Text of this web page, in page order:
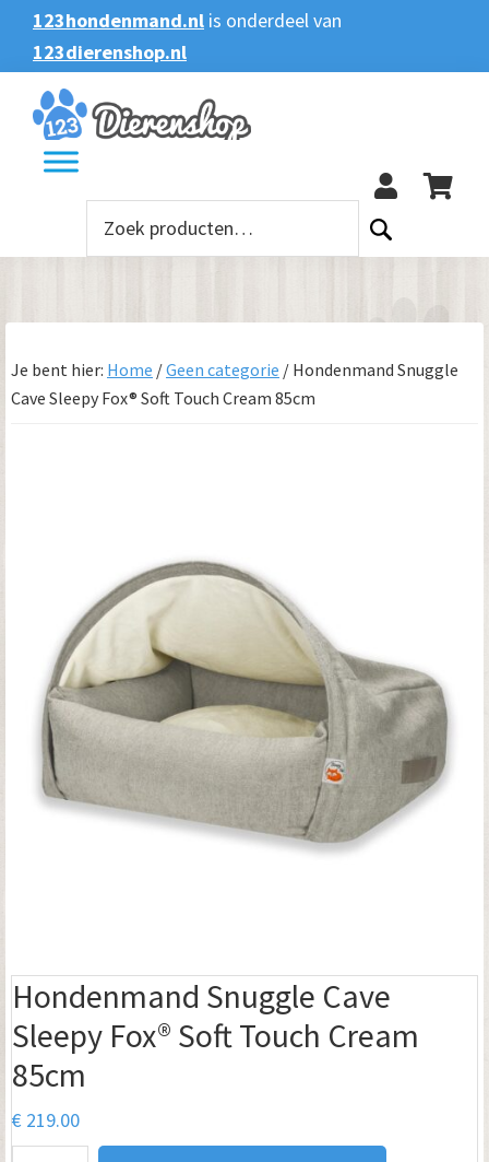
Spring
naar
de
hoofdnavigatie
Door
naar
de
hoofd
inhoud
Spring
naar
de
voettekst
123hondenmand.nl is onderdeel van
123dierenshop.nl
Zoeken
Zoeken
naar:
Je bent hier: Home /Geen categorie / Hondenmand Snuggle
Cave Sleepy Fox® Soft Touch Cream 85cm
Hondenmand Snuggle Cave
Sleepy Fox® Soft Touch Cream
85cm
€ 219.00